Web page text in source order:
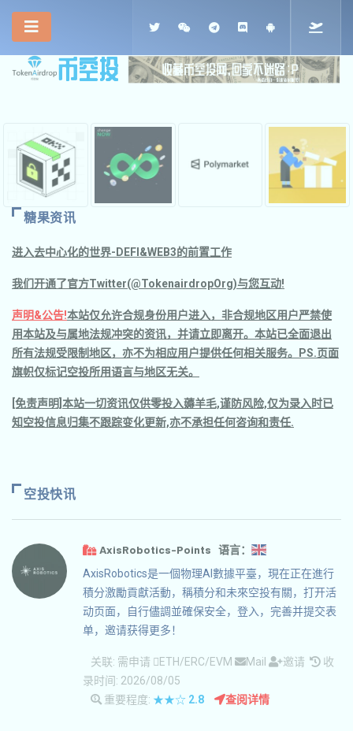
糖果资讯
进入去中心化的世界-DEFI&WEB3的前置工作
我们开通了官方Twitter(@TokenairdropOrg)与您互动!
声明&公告!本站仅允许合规身份用户进入，非合规地区用户严禁使
用本站及与属地法规冲突的资讯，并请立即离开。本站已全面退出
所有法规受限制地区，亦不为相应用户提供任何相关服务。PS.页面
旗帜仅标记空投所用语言与地区无关。
[免责声明]本站一切资讯仅供零投入薅羊毛,谨防风险,仅为录入时已
知空投信息归集不跟踪变化更新,亦不承担任何咨询和责任.
空投快讯
AxisRobotics-Points 语言：
AxisRobotics是一個物理AI數據平臺，現在正在進行
積分激勵貢獻活動，稱積分和未來空投有關，打开活
动页面，自行儘調並確保安全，登入，完善并提交表
单，邀请获得更多！
关联: 需申请 ETH/ERC/EVM Mail 邀请
收
录时间: 2026/08/05
重要程度: ★★☆ 2.8 查阅详情